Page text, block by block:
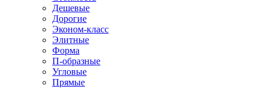
Дешевые
Дорогие
Эконом-класс
Элитные
Форма
П-образные
Угловые
Прямые